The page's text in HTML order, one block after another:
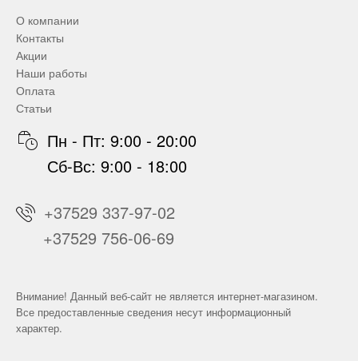
О компании
Контакты
Акции
Наши работы
Оплата
Статьи
Пн - Пт: 9:00 - 20:00
Сб-Вс: 9:00 - 18:00
+37529 337-97-02
+37529 756-06-69
Внимание! Данный веб-сайт не является интернет-магазином.
Все предоставленные сведения несут информационный
характер.